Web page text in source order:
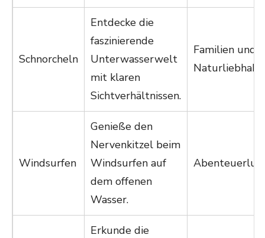
Schnorcheln
Entdecke die
faszinierende
Unterwasserwelt
mit klaren
Sichtverhältnissen.
Familien und
Windsurfen
Genieße den
Nervenkitzel beim
Windsurfen auf
dem offenen
Wasser.
Erkunde die